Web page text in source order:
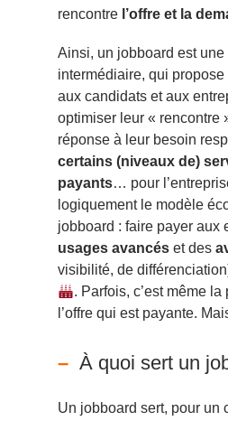
rencontre l’offre et la
Ainsi, un jobboard est une
intermédiaire, qui
aux candidats et aux
optimiser leur « rencontre
réponse à leur besoin
certains (niveaux de)
payants… pour
logiquement le modèle
jobboard : faire payer aux
usages avancés et des
visibilité, de
. Parfois, c’est même
l’offre qui est payante.
À quoi sert un
Un jobboard sert, pour un